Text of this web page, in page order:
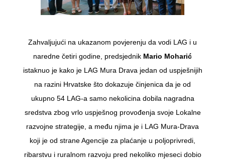
Zahvaljujući na ukazanom povjerenju da vodi LAG i u
naredne četiri godine, predsjednik Mario Moharić
istaknuo je kako je LAG Mura Drava jedan od uspješnijih
na razini Hrvatske što dokazuje činjenica da je od
ukupno 54 LAG-a samo nekolicina dobila nagradna
sredstva zbog vrlo uspješnog provođenja svoje Lokalne
razvojne strategije, a među njima je i LAG Mura-Drava
koji je od strane Agencije za plaćanje u poljoprivredi,
ribarstvu i ruralnom razvoju pred nekoliko mjeseci dobio